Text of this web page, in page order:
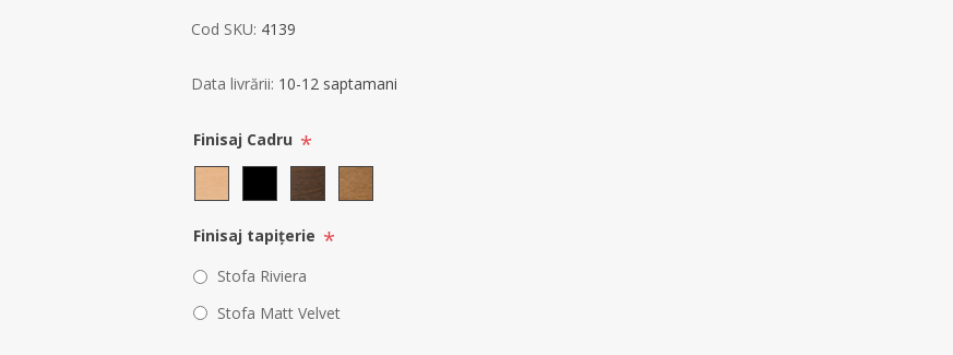
Cod SKU: 4139
Data livrării: 10-12 saptamani
Finisaj Cadru *
Finisaj tapițerie *
Stofa Riviera
Stofa Matt Velvet